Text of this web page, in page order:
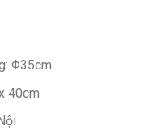
Φ35cm
40cm